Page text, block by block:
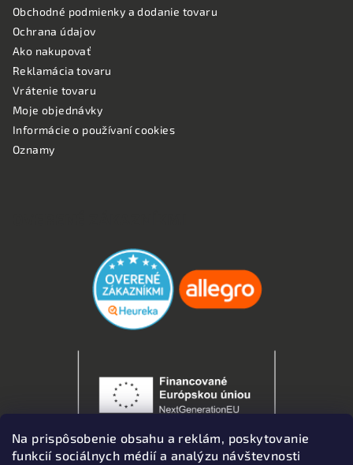
Na prispôsobenie obsahu a reklám, poskytovanie
funkcií sociálnych médií a analýzu návštevnosti
Obchodné podmienky a dodanie tovaru
Ochrana údajov
Ako nakupovať
Reklamácia tovaru
Vrátenie tovaru
Moje objednávky
Informácie o používaní cookies
Oznamy